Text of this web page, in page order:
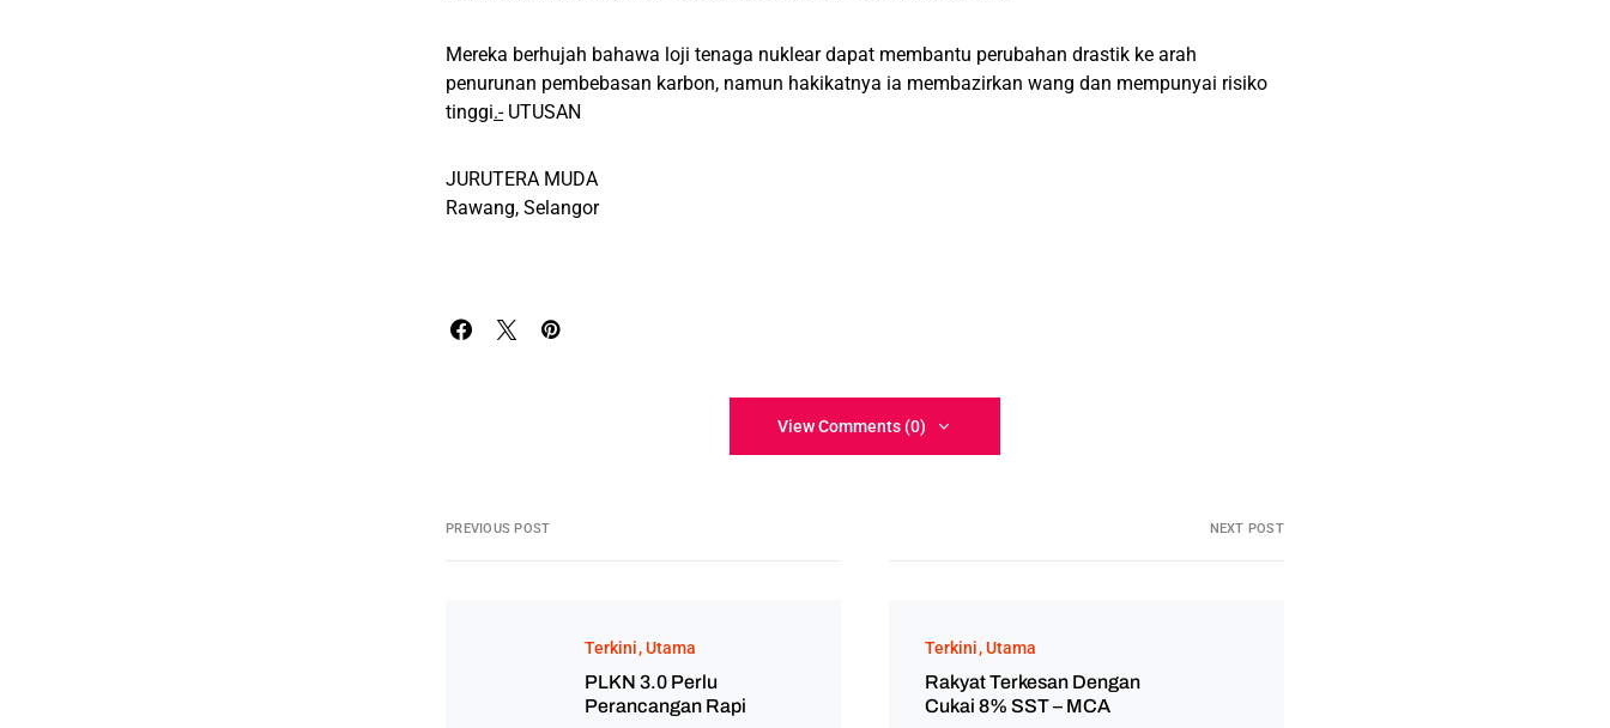
Mereka berhujah bahawa loji tenaga nuklear dapat membantu perubahan drastik ke arah
penurunan pembebasan karbon, namun hakikatnya ia membazirkan wang dan mempunyai risiko
tinggi.-UTUSAN
JURUTERA MUDA
Rawang, Selangor
View Comments (0)
PREVIOUS POST
Terkini Utama
PLKN 3.0 Perlu
Perancangan Rapi
NEXT POST
Terkini Utama
Rakyat Terkesan Dengan
Cukai 8% SST – MCA